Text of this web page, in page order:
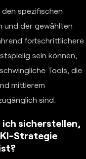
spezifischen
und der gewählten
fortschrittlichere
sein können,
Tools, die
mittlerem
sind.
ich sicherstellen,
Strategie